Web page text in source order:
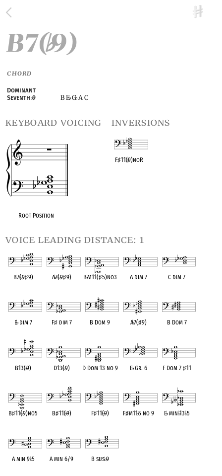
B7(♭9)
CHORD
Dominant
Seventh♭9 B E♭G♭A C
keyboard voicing
Root Position
inversions
F♯11(♭9)noR
voice leading distance: 1
B7(♭9♯9) A♭7(♭9♯9) B♭M11(♯5)no3 A dim 7 C dim 7
E♭dim 7 F♯dim 7 B Dom 9 A♭7(♯9) B Dom 7
B13(♭9) D13(♭9) D Dom 13 no 9 E♭Gr. 6 F Dom 7 ♯11
B♯11(♭9)no5 B♯11(♭9) F♯11(♭9) F♯m11♭5 no 9 E♭min♭13♭5
A min 9♭5 A min 6/9 B sus♭9